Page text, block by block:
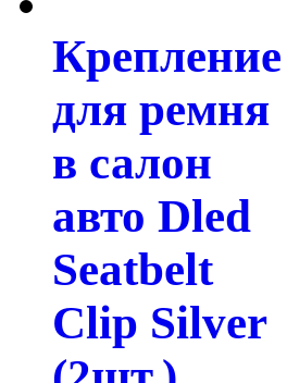
Крепление
для ремня
в салон
авто Dled
Seatbelt
Clip Silver